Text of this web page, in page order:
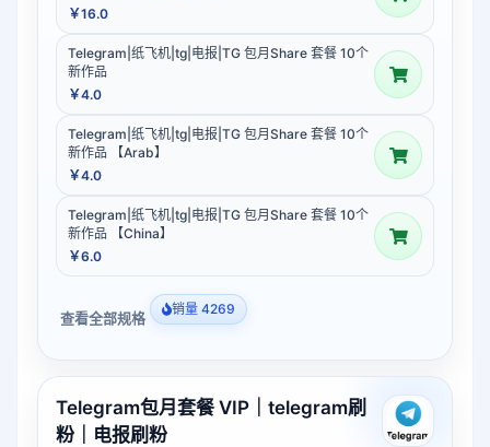
￥16.0
Telegram|纸飞机|tg|电报|TG 包月Share 套餐 10个
新作品
￥4.0
Telegram|纸飞机|tg|电报|TG 包月Share 套餐 10个
新作品 【Arab】
￥4.0
Telegram|纸飞机|tg|电报|TG 包月Share 套餐 10个
新作品 【China】
￥6.0
查看全部规格 销量 4269
Telegram包月套餐 VIP｜telegram刷
粉｜电报刷粉